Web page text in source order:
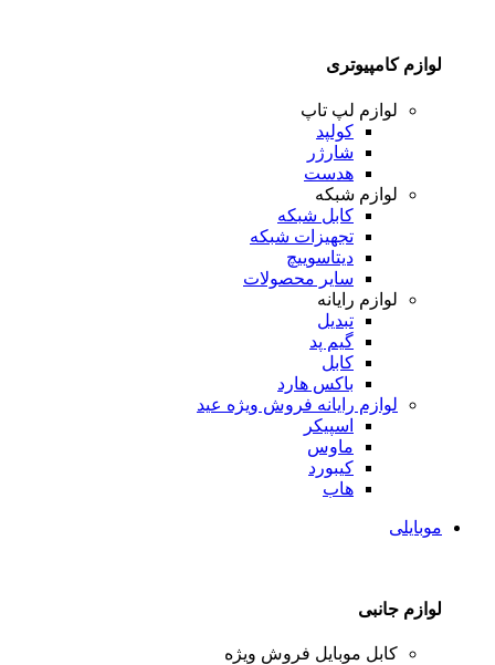
لوازم کامپیوتری
لوازم لپ تاپ
کولپد
شارژر
هدست
لوازم شبکه
کابل شبکه
تجهیزات شبکه
دیتاسوییچ
سایر محصولات
لوازم رایانه
تبدیل
گیم پد
کابل
باکس هارد
لوازم رایانه فروش ویژه عید
اسپیکر
ماوس
کیبورد
هاب
موبایلی
لوازم جانبی
کابل موبایل فروش ویژه